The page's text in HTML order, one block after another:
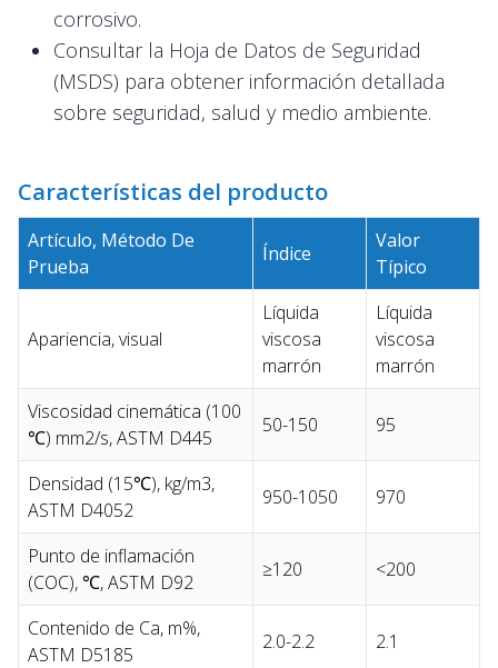
corrosivo.
Consultar la Hoja de Datos de Seguridad
(MSDS) para obtener información detallada
sobre seguridad, salud y medio ambiente.
Características del producto
Artículo, Método De
Prueba
Índice
Valor
Típico
Apariencia, visual
Líquida
viscosa
marrón
Líquida
viscosa
marrón
Viscosidad cinemática (100
℃) mm2/s, ASTM D445
50-150 95
Densidad (15℃), kg/m3,
ASTM D4052
950-1050 970
Punto de inflamación
(COC), ℃, ASTM D92
≥120 <200
Contenido de Ca, m%,
ASTM D5185
2.0-2.2 2.1